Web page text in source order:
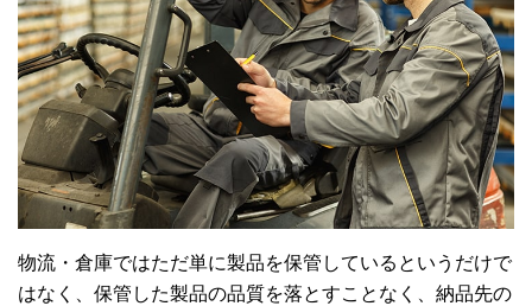
物流・倉庫ではただ単に製品を保管しているというだけで
はなく、保管した製品の品質を落とすことなく、納品先の